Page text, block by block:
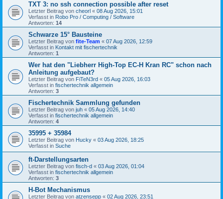
TXT 3: no ssh connection possible after reset
Letzter Beitrag von cheorl « 08 Aug 2026, 15:01
Verfasst in Robo Pro / Computing / Software
Antworten: 14
Schwarze 15° Bausteine
Letzter Beitrag von fite-Team « 07 Aug 2026, 12:59
Verfasst in Kontakt mit fischertechnik
Antworten: 1
Wer hat den "Liebherr High-Top EC-H Kran RC" schon nach
Anleitung aufgebaut?
Letzter Beitrag von FiTeN3rd « 05 Aug 2026, 16:03
Verfasst in fischertechnik allgemein
Antworten: 3
Fischertechnik Sammlung gefunden
Letzter Beitrag von juh « 05 Aug 2026, 14:40
Verfasst in fischertechnik allgemein
Antworten: 4
35995 + 35984
Letzter Beitrag von Hucky « 03 Aug 2026, 18:25
Verfasst in Suche
ft-Darstellungsarten
Letzter Beitrag von fisch-d « 03 Aug 2026, 01:04
Verfasst in fischertechnik allgemein
Antworten: 3
H-Bot Mechanismus
Letzter Beitrag von atzensepp « 02 Aug 2026, 23:51